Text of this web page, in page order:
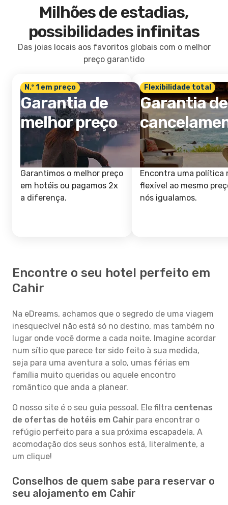
Milhões de estadias,
possibilidades infinitas
Das joias locais aos favoritos globais com o melhor
preço garantido
N.º 1 em preço
Garantia de
melhor preço
Garantimos o melhor preço
em hotéis ou pagamos 2x
a diferença.
Flexibilidade total
Garantia de
Encontra uma política
flexível ao mesmo
nós igualamos.
Encontre o seu hotel perfeito em
Cahir
Na eDreams, achamos que o segredo de uma viagem
inesquecível não está só no destino, mas também no
lugar onde você dorme a cada noite. Imagine acordar
num sítio que parece ter sido feito à sua medida,
seja para uma aventura a solo, umas férias em
família muito queridas ou aquele encontro
romântico que anda a planear.
O nosso site é o seu guia pessoal. Ele filtra centenas
de ofertas de hotéis em Cahir para encontrar o
refúgio perfeito para a sua próxima escapadela. A
acomodação dos seus sonhos está, literalmente, a
um clique!
Conselhos de quem sabe para reservar o
seu alojamento em Cahir